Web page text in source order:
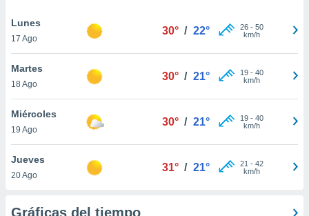
similares
como
sitio
de
traten tus
en
interés
su
Lunes
17 Ago
30° / 22° 26- 50
km/h
Martes
18 Ago
30° / 21° 19- 40
km/h
Miércoles
19 Ago
30° / 21° 19- 40
km/h
Jueves
20 Ago
31° / 21° 21 - 42
km/h
Gráficas del tiempo